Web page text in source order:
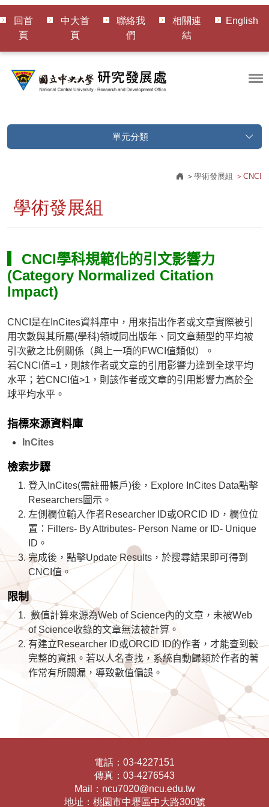
回首
頁
中大首
頁
聯絡我
們
相關連
結
English
單元分類
學術發展組 CNCI
學術發展組
▎CNCI學科規範化的引文影響力
(Category Normalized Citation
Impact)
CNCI是在InCites資料庫中，用來指出作者或文章實際被引
用次數與其所屬(學科)領域同出版年、同文章類型的平均被
引次數之比例關係（與上一項的FWCI值類似）。
若CNCI值=1，則該作者或文章的引用影響力達到全球平均
水平；若CNCI值>1，則該作者或文章的引用影響力高於全
球平均水平。
指標來源資料庫
InCites
檢索步驟
登入InCites(需註冊帳戶)後，Explore InCites Data點擊
Researchers圖示。
左側欄位輸入作者Researcher ID或ORCID ID，欄位位
置：Filters- By Attributes- Person Name or ID- Unique
ID。
完成後，點擊Update Results，於搜尋結果即可得到
CNCI值。
限制
數值計算來源為Web of Science內的文章，未被Web
of Science收錄的文章無法被計算。
有建立Researcher ID或ORCID ID的作者，才能查到較
完整的資訊。若以人名查找，系統自動歸類於作者的著
作常有所闕漏，導致數值偏誤。
電話： 03-4227151
傳真： 03-4276543
Mail： ncu7020@ncu.edu.tw
地址： 桃園市中壢區中大路300號